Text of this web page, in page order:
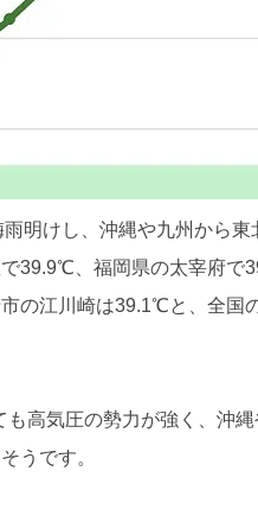
明けし、沖縄や九州から
39.9℃、福岡県の太宰府で
の江川崎は39.1℃と、全国
高気圧の勢力が強く、沖
うです。